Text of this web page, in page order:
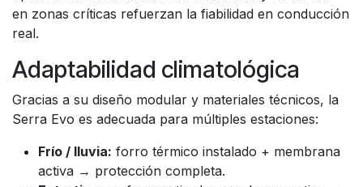
en zonas críticas refuerzan la fiabilidad en conducción
real.
Adaptabilidad climatológica
Gracias a su diseño modular y materiales técnicos, la
Serra Evo es adecuada para múltiples estaciones:
Frío / lluvia: forro térmico instalado + membrana
activa → protección completa.